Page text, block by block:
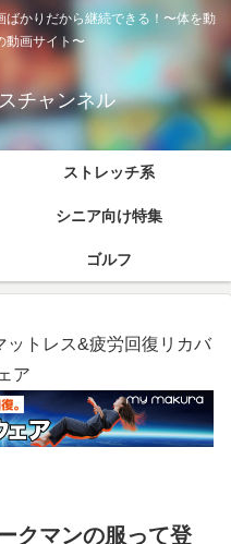
かりだから継続できる！〜体を動
動画サイト〜
チャンネル
ストレッチ系
シニア向け特集
ゴルフ
ットレス&疲労回復リカバ
ア
クマンの服って登